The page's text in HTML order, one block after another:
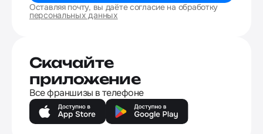
Оставляя почту, вы даёте согласие на обработку
персональных данных
Скачайте
приложение
Все франшизы в телефоне